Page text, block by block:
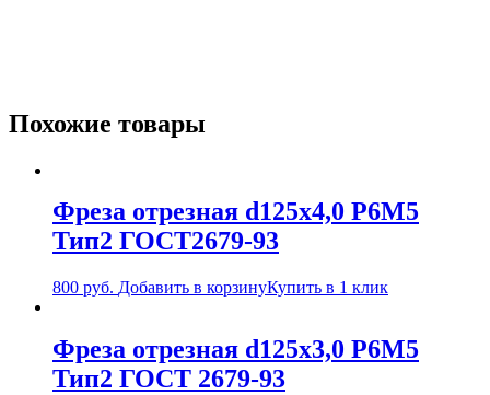
Похожие товары
Фреза отрезная d125х4,0 Р6М5
Тип2 ГОСТ2679-93
800 руб. Добавить в корзинуКупить в 1 клик
Фреза отрезная d125х3,0 Р6М5
Тип2 ГОСТ 2679-93